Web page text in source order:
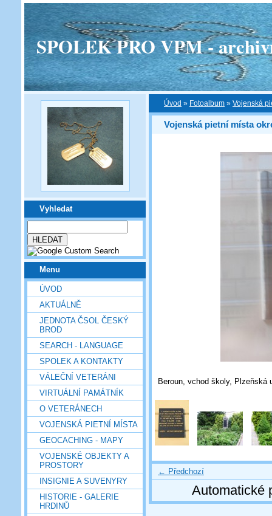
SPOLEK PRO VPM -
Vyhledat
Menu
ÚVOD
AKTUÁLNĚ
JEDNOTA ČSOL ČESKÝ
BROD
SEARCH - LANGUAGE
SPOLEK A KONTAKTY
VÁLEČNÍ VETERÁNI
VIRTUÁLNÍ PAMÁTNÍK
O VETERÁNECH
VOJENSKÁ PIETNÍ MÍSTA
GEOCACHING - MAPY
VOJENSKÉ OBJEKTY A
PROSTORY
INSIGNIE A SUVENYRY
HISTORIE - GALERIE
HRDINŮ
Úvod » Fotoalbum » Vojenská
Vojenská pietní místa
Beroun, vchod školy,
← Předchozí
Automatické